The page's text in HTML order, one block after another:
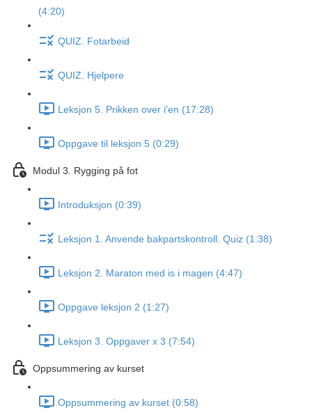
(4:20)
QUIZ. Fotarbeid
QUIZ. Hjelpere
Leksjon 5. Prikken over i'en (17:28)
Oppgave til leksjon 5 (0:29)
Modul 3. Rygging på fot
Introduksjon (0:39)
Leksjon 1. Anvende bakpartskontroll. Quiz (1:38)
Leksjon 2. Maraton med is i magen (4:47)
Oppgave leksjon 2 (1:27)
Leksjon 3. Oppgaver x 3 (7:54)
Oppsummering av kurset
Oppsummering av kurset (0:58)